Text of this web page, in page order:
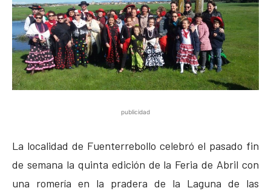
publicidad
La localidad de Fuenterrebollo celebró el pasado fin
de semana la quinta edición de la Feria de Abril con
una romería en la pradera de la Laguna de las